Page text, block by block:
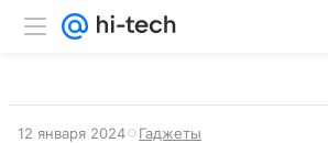
12 января 2024 Гаджеты